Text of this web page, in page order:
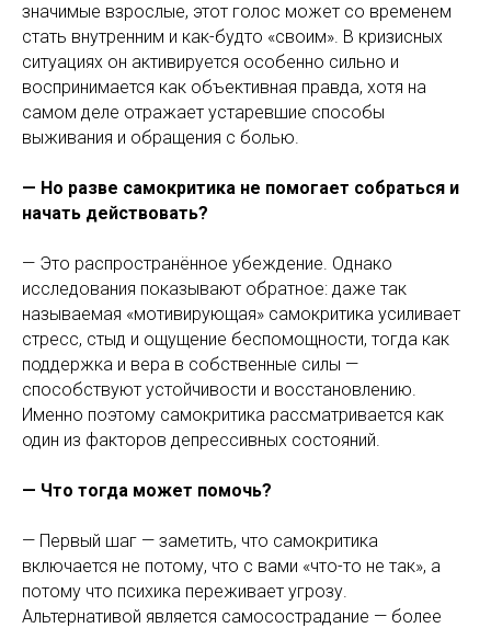
значимые взрослые, этот голос может со временем
стать внутренним и как-будто «своим». В кризисных
ситуациях он активируется особенно сильно и
воспринимается как объективная правда, хотя на
самом деле отражает устаревшие способы
выживания и обращения с болью.
— Но разве самокритика не помогает собраться и
начать действовать?
— Это распространённое убеждение. Однако
исследования показывают обратное: даже так
называемая «мотивирующая» самокритика усиливает
стресс, стыд и ощущение беспомощности, тогда как
поддержка и вера в собственные силы —
способствуют устойчивости и восстановлению.
Именно поэтому самокритика рассматривается как
один из факторов депрессивных состояний.
— Что тогда может помочь?
— Первый шаг — заметить, что самокритика
включается не потому, что с вами «что-то не так», а
потому что психика переживает угрозу.
Альтернативой является самосострадание — более